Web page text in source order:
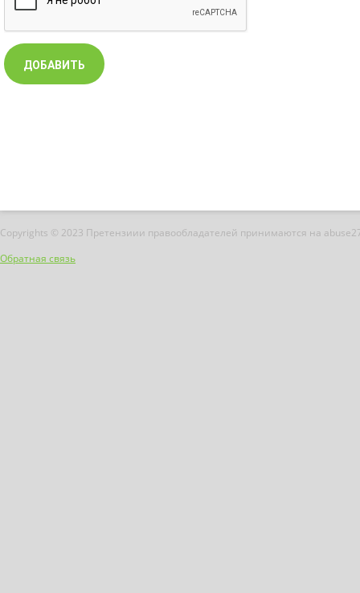
Copyrights © 2023 Претензиии правообладателей принимаются на
Обратная связь